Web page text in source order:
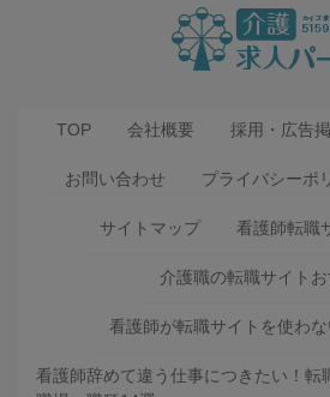
TOP 会社概要 採用・広告
お問い合わせ プライバシーポ
サイトマップ 看護師転職
介護職の転職サイト
看護師が転職サイトを使わな
看護師辞めて違う仕事につきたい！転